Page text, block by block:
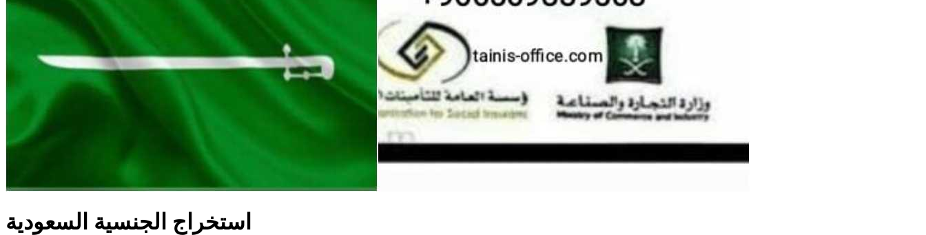
استخراج الجنسية السعودية